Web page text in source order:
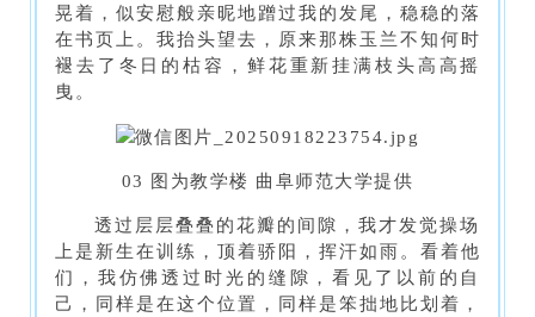
晃着，似安慰般亲昵地蹭过我的发尾，稳稳的落
在书页上。我抬头望去，原来那株玉兰不知何时
褪去了冬日的枯容，鲜花重新挂满枝头高高摇
曳。
03 图为教学楼 曲阜师范大学提供
透过层层叠叠的花瓣的间隙，我才发觉操场
上是新生在训练，顶着骄阳，挥汗如雨。看着他
们，我仿佛透过时光的缝隙，看见了以前的自
己，同样是在这个位置，同样是笨拙地比划着，